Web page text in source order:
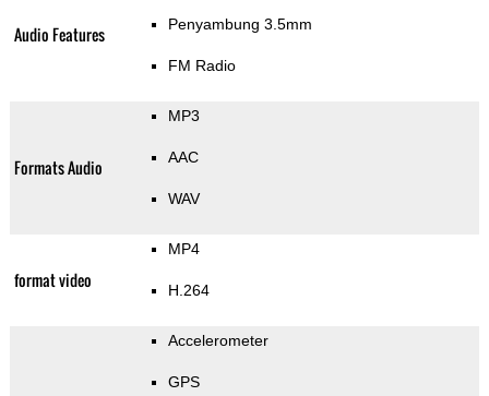
Audio Features Penyambung 3.5mm
FM Radio
Formats Audio
MP3
AAC
WAV
format video
MP4
H.264
Accelerometer
GPS